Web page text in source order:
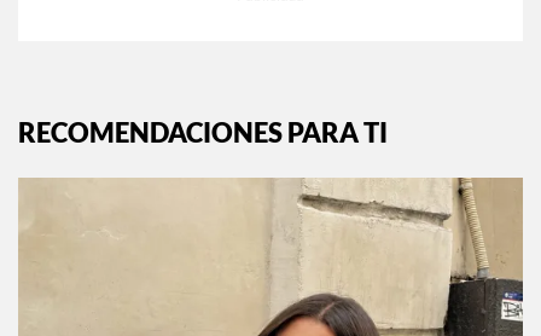
RECOMENDACIONES PARA TI